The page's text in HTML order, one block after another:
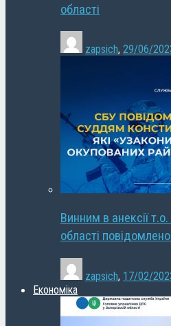
області
zapsich, 29/06/
Винним в анексії т.о.
області
zapsich, 17/02/
Економіка